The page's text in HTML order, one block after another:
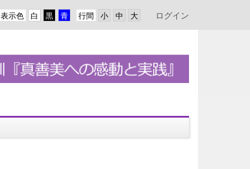
行間
表示色 ログイン